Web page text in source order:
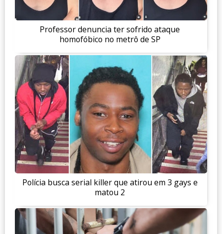
Professor denuncia ter sofrido ataque
homofóbico no metrô de SP
Polícia busca serial killer que atirou em 3 gays e
matou 2